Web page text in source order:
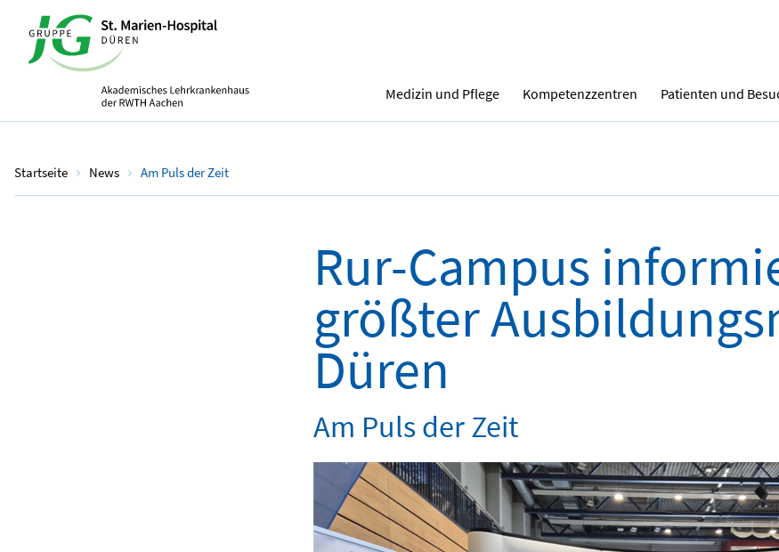
Medizin und Pflege Kompetenzzentren Patienten und
Startseite News Am Puls der Zeit
Rur-Campus
größter
Düren
Am Puls der Zeit